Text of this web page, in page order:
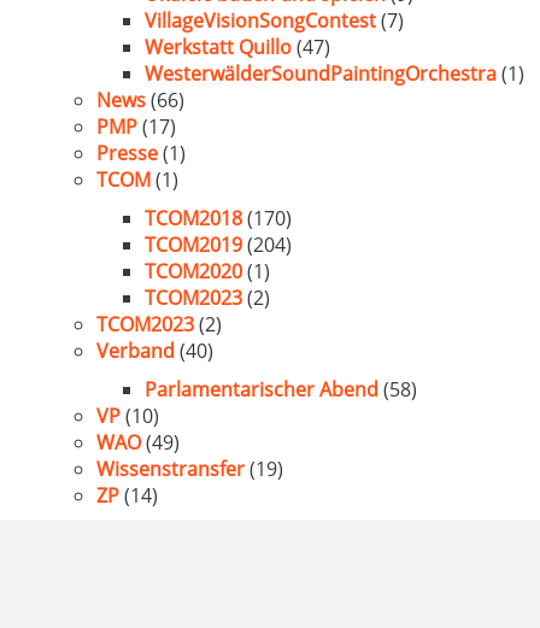
VillageVisionSongContest(7)
Werkstatt Quillo(47)
WesterwälderSoundPaintingOrchestra(1)
News(66)
PMP(17)
Presse(1)
TCOM(1)
TCOM2018(170)
TCOM2019(204)
TCOM2020(1)
TCOM2023(2)
TCOM2023(2)
Verband (40)
Parlamentarischer Abend (58)
VP(10)
WAO(49)
Wissenstransfer(19)
ZP(14)